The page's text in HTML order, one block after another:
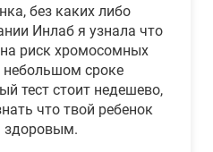
без каких либо
Инлаб я узнала что
риск хромосомных
небольшом сроке
тест стоит недешево,
что твой ребенок
здоровым.